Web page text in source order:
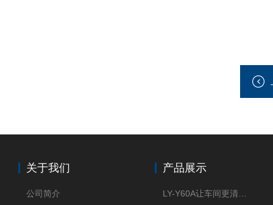
关于我们
公司简介
产品展示